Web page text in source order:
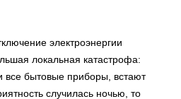
электроэнергии
локальная катастрофа:
все бытовые приборы, встают
случилась ночью, то